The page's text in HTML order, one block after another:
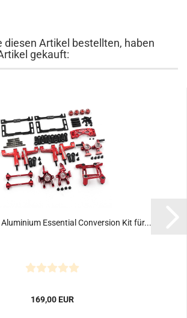
diesen Artikel bestellten, haben
gekauft:
Essential Conversion Kit für...
169,00 EUR